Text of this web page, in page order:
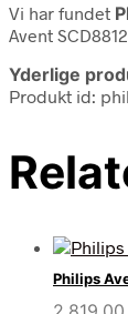
Vi har fundet
Avent
Yderlige
Produkt id:
Philips